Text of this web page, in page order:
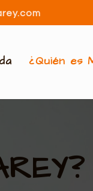
¿Quién es